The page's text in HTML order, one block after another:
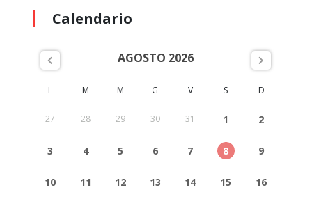
Calendario
AGOSTO 2026
L M M G V S D
27 28 29 30 31 1 2
3 4 5 6 7 8 9
10 11 12 13 14 15 16